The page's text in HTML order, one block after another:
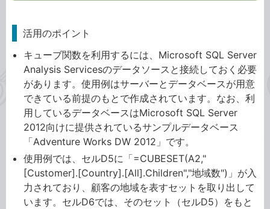
活用のポイント
キューブ関数を利用するには、Microsoft SQL Server
Analysis Servicesのデータソースと接続しておく必要
があります。使用例はサーバーとデータベースが用意
できている前提のもとで作成されています。なお、利
用しているデータベースはMicrosoft SQL Server
2012向けに提供されているサンプルデータベース
「Adventure Works DW 2012」です。
使用例では、セルD5に「=CUBESET(A2,"
[Customer].[Country].[All].Children","地域数")」が入
力されており、顧客の地域を表すセットを取り出して
います。セルD6では、そのセット（セルD5）をもと